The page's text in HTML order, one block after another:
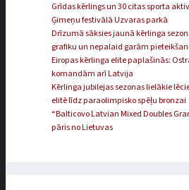
Grīdas kērlings un 30 citas sporta
Ģimeņu festivālā Uzvaras parkā
Drīzumā sāksies jaunā kērlinga
grafiku un nepalaid garām
Eiropas kērlinga elite paplašinās:
komandām arī Latvija
Kērlinga jubilejas sezonas lielākie
elitē līdz paraolimpisko spēļu bronzai
“Balticovo Latvian Mixed Doubles
pāris no Lietuvas